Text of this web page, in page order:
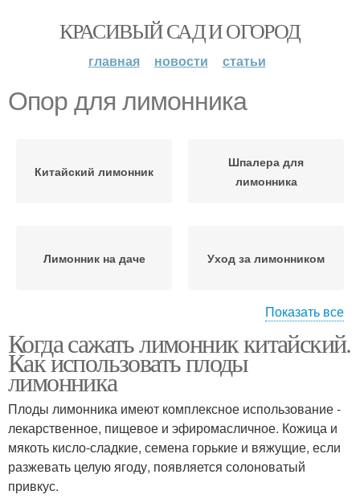
КРАСИВЫЙ САД И ОГОРОД
главная новости статьи
Опор для лимонника
Китайский лимонник
Шпалера для
лимонника
Лимонник на даче Уход за лимонником
Кустовой лимонник
Показать все
Когда сажать лимонник китайский.
Как использовать плоды
лимонника
Плоды лимонника имеют комплексное использование -
лекарственное, пищевое и эфиромасличное. Кожица и
мякоть кисло-сладкие, семена горькие и вяжущие, если
разжевать целую ягоду, появляется солоноватый
привкус.